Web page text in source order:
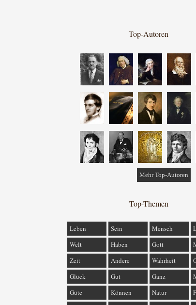
Top-Autoren
Mehr Top-Autoren
Top-Themen
Leben Sein Mensch
Welt
Haben Gott
Zeit
Andere Wahrheit
Glück
Gut Ganz
Güte
Können Natur